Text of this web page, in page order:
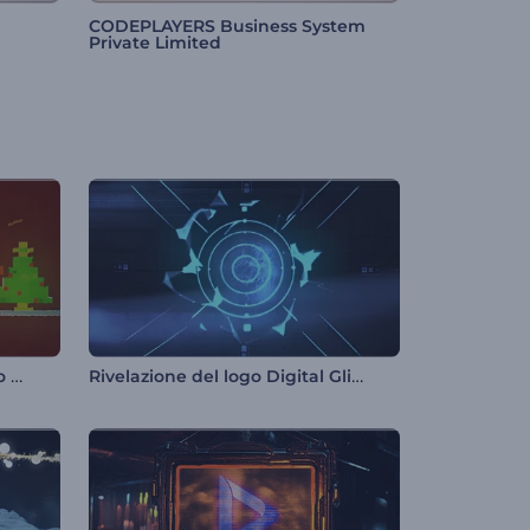
CODEPLAYERS Business System
Private Limited
Rivelazione del logo di Babbo Natale Rivelazione del logo Digital Glitch